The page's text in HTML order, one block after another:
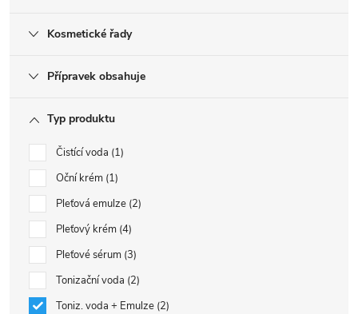
Kosmetické řady
Přípravek obsahuje
Typ produktu
Čistící voda 1
Oční krém 1
Pleťová emulze 2
Pleťový krém 4
Pleťové sérum 3
Tonizační voda 2
Toniz. voda + Emulze 2